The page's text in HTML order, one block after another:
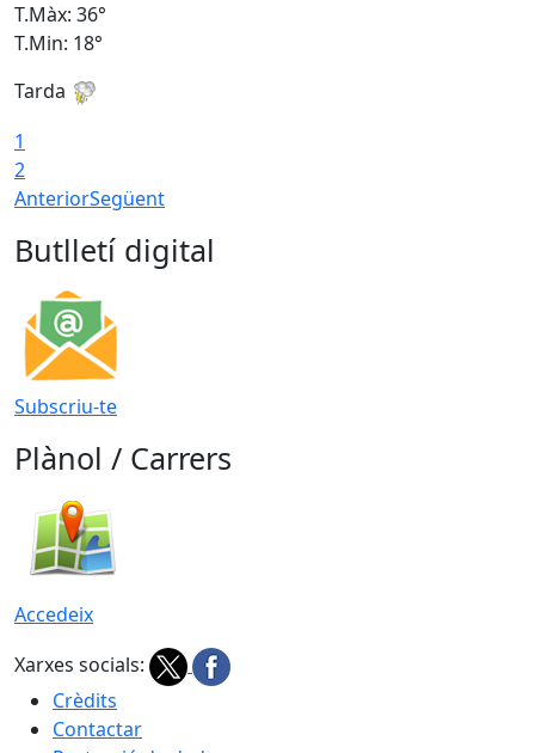
T.Màx: 36°
T.Min: 18°
Tarda
1
2
AnteriorSegüent
Butlletí digital
Subscriu-te
Plànol / Carrers
Accedeix
Xarxes socials:
Crèdits
Contactar